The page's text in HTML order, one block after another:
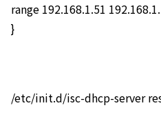
range 192.168.1.51
}
/etc/init.d/isc-dhcp-server